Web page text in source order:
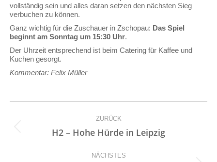
vollständig sein und alles daran setzen den nächsten Sieg
verbuchen zu können.
Ganz wichtig für die Zuschauer in Zschopau: Das Spiel
beginnt am Sonntag um 15:30 Uhr.
Der Uhrzeit entsprechend ist beim Catering für Kaffee und
Kuchen gesorgt.
Kommentar: Felix Müller
Kommentarnavigation
ZURÜCK
Vorheriger
Beitrag:
H2 – Hohe Hürde in Leipzig
NÄCHSTES